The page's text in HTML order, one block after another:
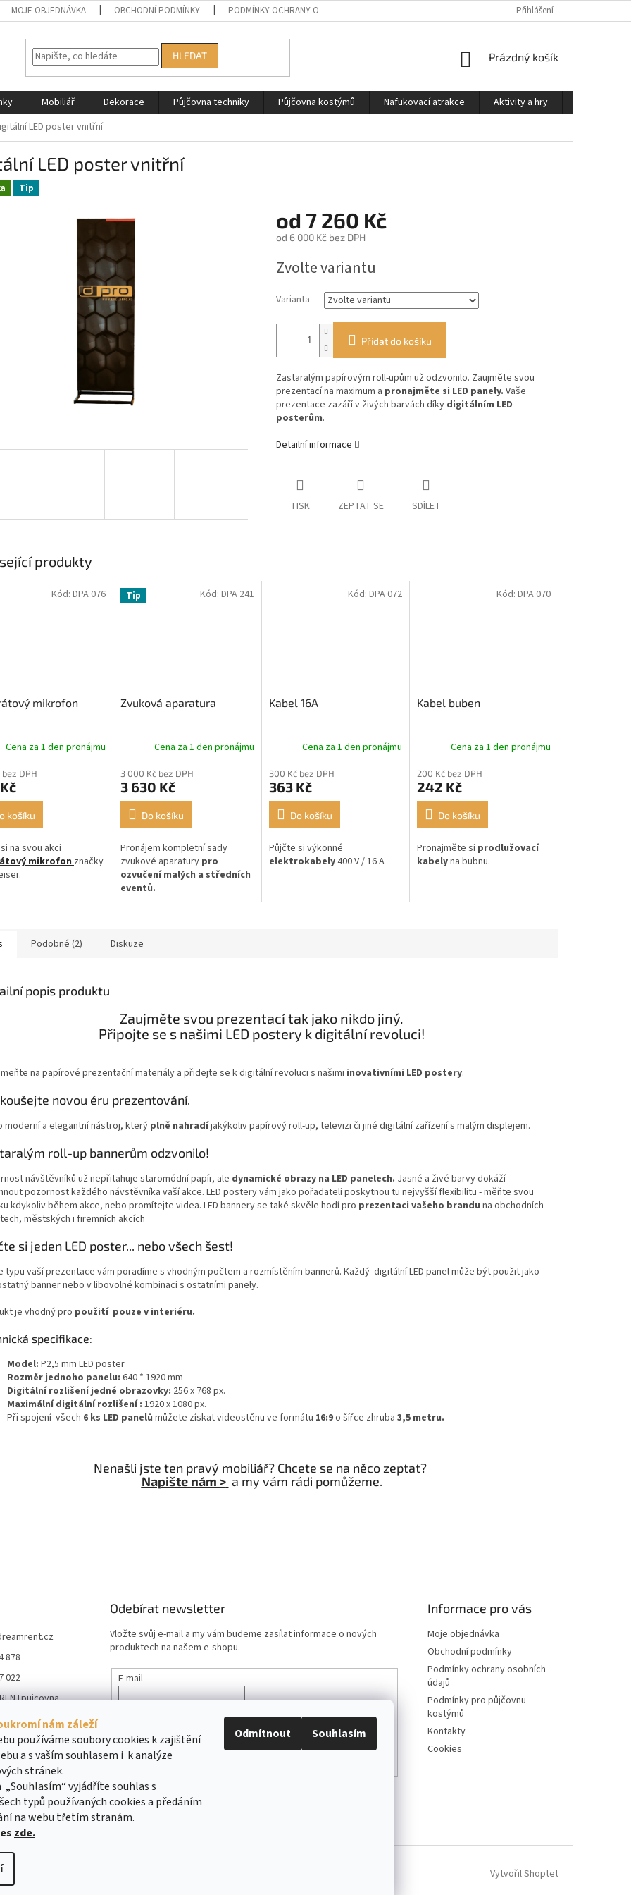
nám záleží
používáme soubory cookies k zajištění
a s vaším souhlasem i k analýze
stránek.
vyjádříte souhlas s
typů používaných cookies a předáním
na webu třetím stranám.
zde.
Odmítnout Souhlasím
MOJE OBJEDNÁVKA OBCHODNÍ PODMÍNKY PODMÍNKY OCHRANY OSOBNÍCH ÚDAJŮ PODMÍNKY PRO PŮJČOVNU KOSTÝMŮ
Přihlášení
HLEDAT
NÁKUPNÍ
Prázdný košík
Mobiliář Dekorace Půjčovna techniky Půjčovna kostýmů Nafukovací atrakce Aktivity a hry
LED poster vnitřní
LED poster vnitřní
Tip
od 7 260 Kč
od 6 000 Kčbez DPH
cena:
Zvolte variantu
Varianta
Přidat do košíku
Zastaralým papírovým roll-upům už odzvonilo. Zaujměte svou
prezentací na maximum a pronajměte si LED panely. Vaše
prezentace zazáří v živých barvách díkydigitálním LED
posterům.
Detailní informace
TISK ZEPTAT SE SDÍLET
produkty
mikrofon
Cena za 1 den pronájmu
DPH
košíku
na svou akci
mikrofonznačky
Kód: DPA 076 Tip
Zvuková aparatura
Cena za 1 den pronájmu
3 000 Kč bez DPH
3 630 Kč
Do košíku
Pronájem kompletní sady
zvukové aparatury pro
ozvučení malých a středních
eventů.
Kód: DPA 241
Kabel 16A
Cena za 1 den pronájmu
300 Kč bez DPH
363 Kč
Do košíku
Půjčte si výkonné
elektrokabely400 V / 16 A
Kód:DPA 072
Kabel buben
Cena za 1 den pronájmu
200 Kč bez DPH
242 Kč
Do košíku
Pronajměte si prodlužovací
kabelyna bubnu.
Kód: DPA 070
Podobné (2) Diskuze
popis produktu
Zaujměte svou prezentací tak jako nikdo jiný.
Připojte se s našimi LED postery k digitální revoluci!
na papírové prezentační materiály a přidejte se k digitální revoluci s našimi inovativními LED postery.
novou éru prezentování.
moderní a elegantní nástroj, kterýplně nahradíjakýkoliv papírový roll-up, televizi či jiné digitální zařízení s malým displejem.
roll-up bannerům odzvonilo!
návštěvníků už nepřitahuje staromódní papír, ale dynamické obrazy na LED panelech. Jasné a živé barvy dokáží
pozornost každého návstěvníka vaší akce. LED postery vám jako pořadateli poskytnou tu nejvyšší flexibilitu - měňte svou
kdykoliv během akce, nebo promítejte videa. LED bannery se také skvěle hodí pro prezentaci vašeho brandu na obchodních
městských i firemních akcích
si jeden LED poster... nebo všech šest!
typu vaší prezentace vám poradíme s vhodným počtem a rozmístěním bannerů. Každý digitální LED panel může být použit jako
banner nebo v libovolné kombinaci s ostatními panely.
je vhodný pro použití pouze v interiéru.
specifikace:
Model: P2,5 mm LED poster
Rozměr jednoho panelu: 640 * 1920 mm
Digitální rozlišení jedné obrazovky: 256 x 768 px.
Maximální digitální rozlišení : 1920 x 1080 px.
Při spojení všech 6 ks LED panelů můžete získat videostěnu ve formátu 16:9o šířce zhruba 3,5 metru.
Nenašli jste ten pravý mobiliář? Chcete se na něco zeptat?
Napište nám > a my vám rádi pomůžeme.
878
022
Odebírat newsletter
Vložte svůj e-mail a my vám budeme zasílat informace o nových
produktech na našem e-shopu.
E-mail
PŘIHLÁSIT SE
Informace pro vás
Moje objednávka
Obchodní podmínky
Podmínky ochrany osobních
údajů
Podmínky pro půjčovnu
kostýmů
Kontakty
Cookies
Vytvořil Shoptet
nastavení cookies